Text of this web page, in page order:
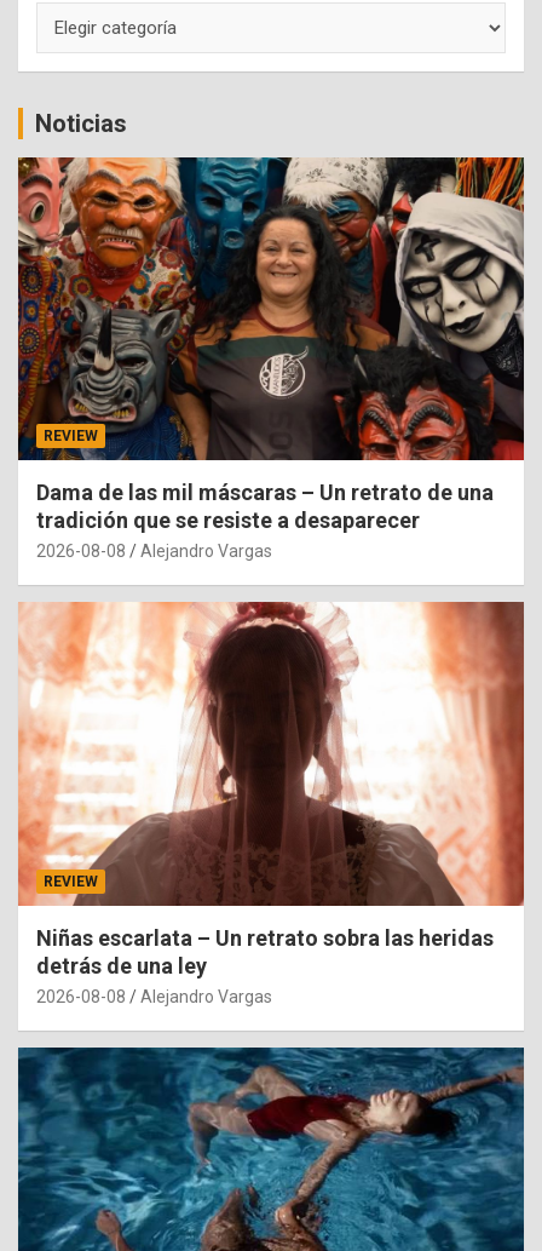
Noticias
REVIEW
Dama de las mil máscaras – Un retrato de una
tradición que se resiste a desaparecer
2026-08-08 Alejandro Vargas
REVIEW
Niñas escarlata – Un retrato sobra las heridas
detrás de una ley
2026-08-08 Alejandro Vargas